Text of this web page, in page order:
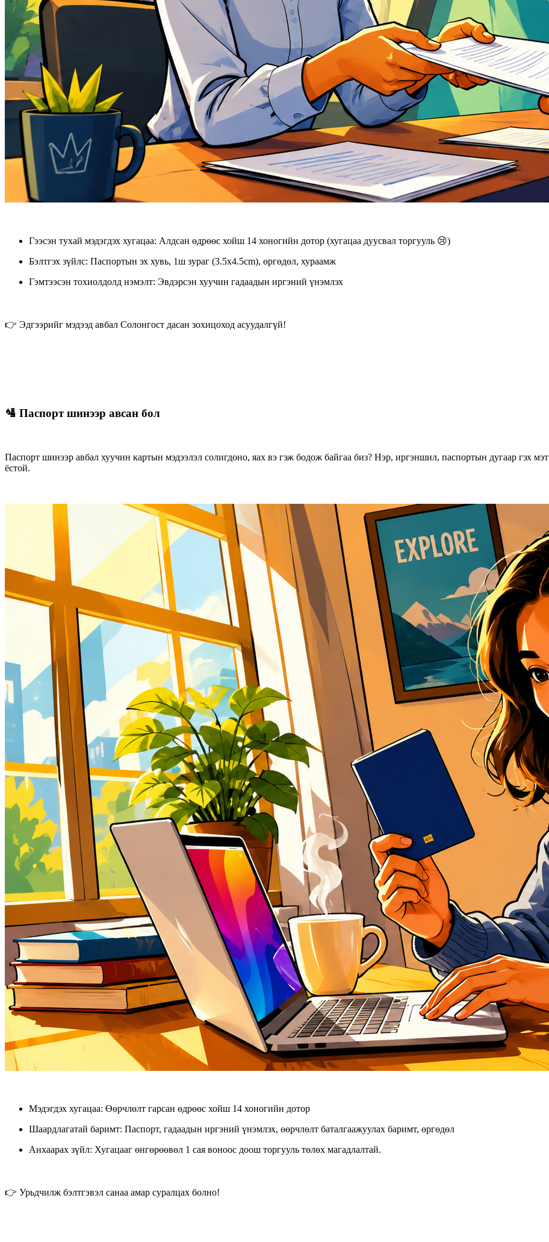
Гээсэн тухай мэдэгдэх хугацаа: Алдсан өдрөөс хойш 14 хоногийн дотор (хугацаа дуусвал торгууль 😢)
Бэлтгэх зүйлс: Паспортын эх хувь, 1ш зураг (3.5x4.5cm), өргөдөл, хураамж
Гэмтээсэн тохиолдолд нэмэлт: Эвдэрсэн хуучин гадаадын иргэний үнэмлэх
👉 Эдгээрийг мэдээд авбал Солонгост дасан зохицоход асуудалгүй!
🛂 Паспорт шинээр авсан бол
Паспорт шинээр авбал хуучин картын мэдээлэл солигдоно, яах вэ гэж бодож байгаа биз? Нэр, иргэншил, паспортын дугаар гэх мэт
ёстой.
Мэдэгдэх хугацаа: Өөрчлөлт гарсан өдрөөс хойш 14 хоногийн дотор
Шаардлагатай баримт: Паспорт, гадаадын иргэний үнэмлэх, өөрчлөлт баталгаажуулах баримт, өргөдөл
Анхаарах зүйл: Хугацааг өнгөрөөвөл 1 сая воноос доош торгууль төлөх магадлалтай.
👉 Урьдчилж бэлтгэвэл санаа амар суралцах болно!